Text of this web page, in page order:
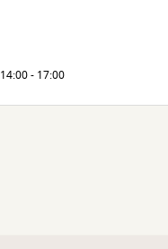
14:00 - 17:00